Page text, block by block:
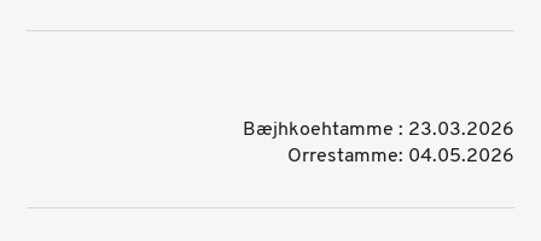
Bæjhkoehtamme : 23.03.2026
Orrestamme: 04.05.2026